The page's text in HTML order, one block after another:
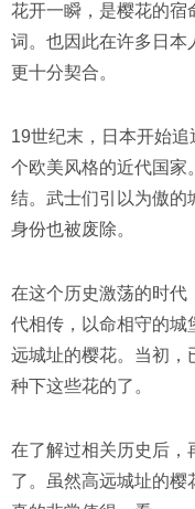
花开一瞬，是樱花的宿
词。也因此在许多日本
更十分契合。
19世纪末，日本开始
个欧美风格的近代国家
结。武士们引以为傲的
身份也被废除。
在这个历史激荡的时代
代相传，以命相守的城
远城址的樱花。当初，
种下这些花的了。
在了解过相关历史后，
了。虽然高远城址的樱